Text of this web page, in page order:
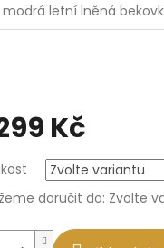
modrá letní lněná
Kč
doručit do: Zvolte